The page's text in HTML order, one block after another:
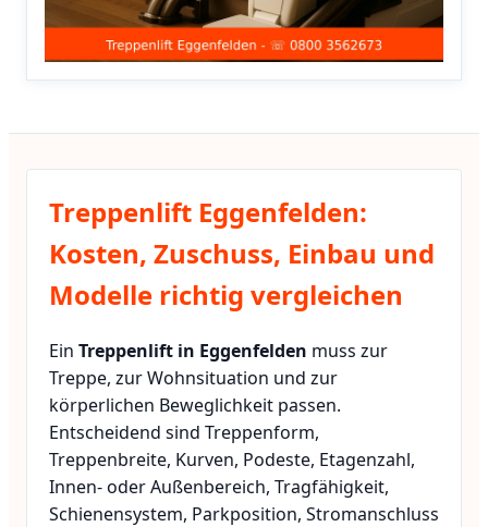
Treppenlift Eggenfelden:
Kosten, Zuschuss, Einbau und
Modelle richtig vergleichen
Ein Treppenlift in Eggenfelden muss zur
Treppe, zur Wohnsituation und zur
körperlichen Beweglichkeit passen.
Entscheidend sind Treppenform,
Treppenbreite, Kurven, Podeste, Etagenzahl,
Innen- oder Außenbereich, Tragfähigkeit,
Schienensystem, Parkposition, Stromanschluss